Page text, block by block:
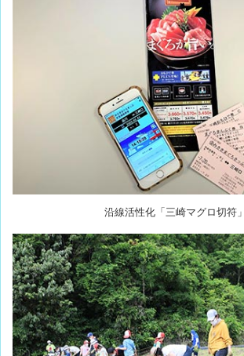
沿線活性化「三崎マグロ切符」